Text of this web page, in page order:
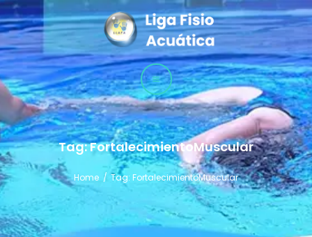
Tag: FortalecimientoMuscular
Home Tag: FortalecimientoMuscular
LLAFA
Liga Latinoamericana de Fisioterapia Acuática
LIGA
CURSOS
TÉCNICAS